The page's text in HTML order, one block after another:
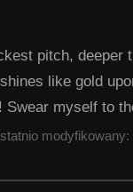
pitch, deeper
like gold
Swear myself to
modyfikowany: